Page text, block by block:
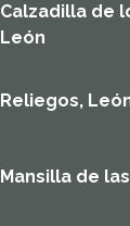
Calzadilla de
León
Reliegos,
Mansilla de